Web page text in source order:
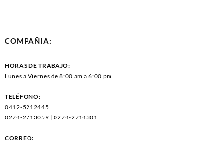
COMPAÑIA:
HORAS DE TRABAJO:
Lunes a Viernes de 8:00 am a 6:00 pm
TELÉFONO:
0412-5212445
0274-2713059 | 0274-2714301
CORREO: